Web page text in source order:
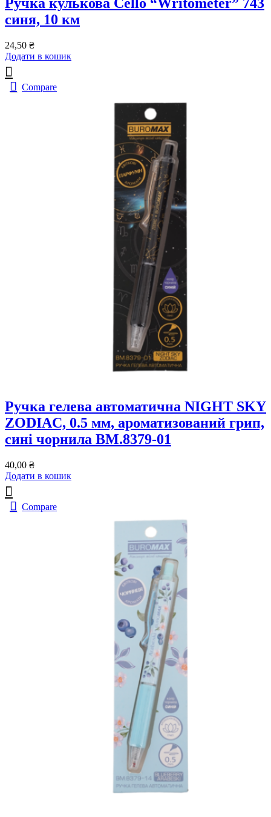
синя, 10 км
24,50 ₴
Додати в кошик
Compare
Ручка гелева автоматична NIGHT SKY
ZODIAC, 0.5 мм, ароматизований грип,
сині чорнила BM.8379-01
40,00 ₴
Додати в кошик
Compare